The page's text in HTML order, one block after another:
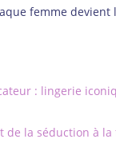
femme devient
: lingerie
de la séduction à